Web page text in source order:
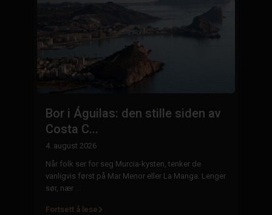
Bor i Águilas: den stille siden av
Costa C...
4. august 2026
Når folk ser for seg Murcia-kysten, tenker de
vanligvis først på Mar Menor eller La Manga. Lenger
sør, nær ...
Fortsett å lese